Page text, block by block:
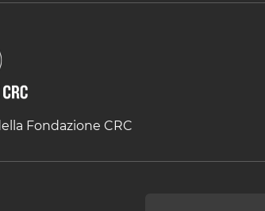
Fondazione CRC